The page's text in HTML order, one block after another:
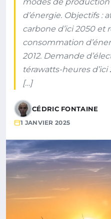
d’énergie. Objectifs :
carbone d’ici 2050 et
consommation
2012. Demande
térawatts-heures
[…]
CÉDRIC FONTAINE
1 JANVIER 2025